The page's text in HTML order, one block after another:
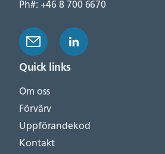
Ph#: +46 8 700 6670
Quick links
Om oss
Förvärv
Uppförandekod
Kontakt